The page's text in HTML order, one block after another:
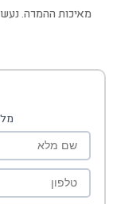
מאיכות ההמרה.